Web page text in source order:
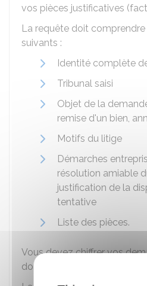
vos pièces justificatives
La requête doit
suivants :
Identité complète
Tribunal saisi
Objet de la
remise d'un bien,
Motifs du litige
Démarches
résolution amiable
justification de la
tentative
Liste des pièces.
Vous devez chiffrer vos
dommages-intérêts par